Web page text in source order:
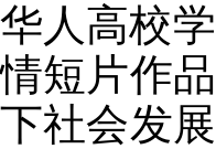
华人高校
情短片作
下社会发